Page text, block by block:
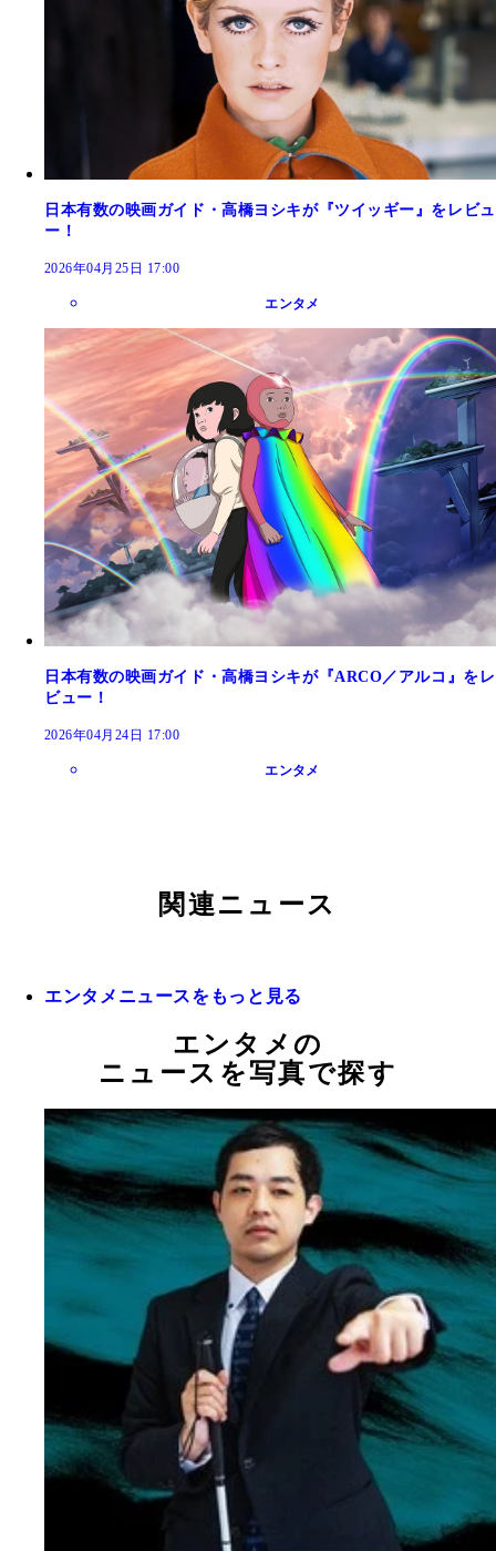
日本有数の映画ガイド・高橋ヨシキが『ツイッギー』をレビュ
ー！
2026年04月25日 17:00
エンタメ
日本有数の映画ガイド・高橋ヨシキが『ARCO／アルコ』をレ
ビュー！
2026年04月24日 17:00
エンタメ
関連ニュース
エンタメニュースをもっと見る
エンタメの
ニュースを写真で探す